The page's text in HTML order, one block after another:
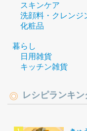
スキンケア
洗顔料・クレンジ
化粧品
暮らし
日用雑貨
キッチン雑貨
レシピランキン